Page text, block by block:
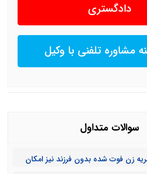
دادگستری
مشاوره تلفنی با وکیل
سوالات متداول
زن فوت شده بدون فرزند نیز امکان